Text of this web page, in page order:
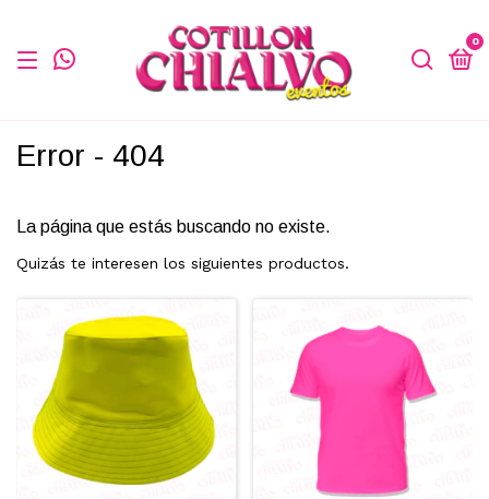
0
Error - 404
La página que estás buscando no existe.
Quizás te interesen los siguientes productos.